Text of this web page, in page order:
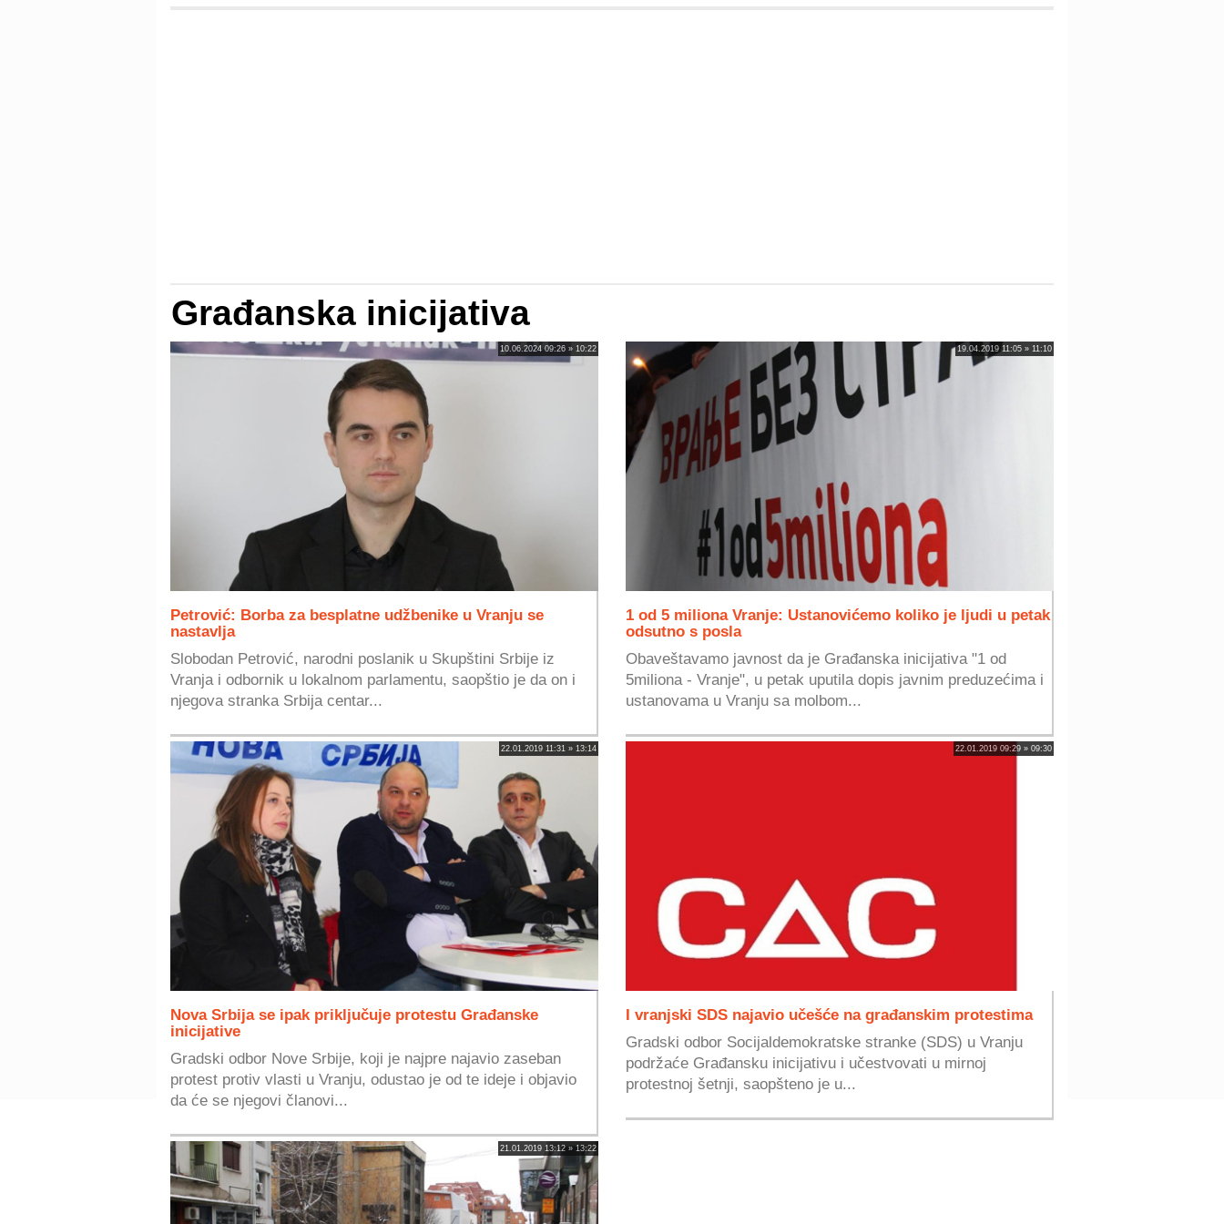
Građanska inicijativa
10.06.2024 09:26 » 10:22
Petrović: Borba za besplatne udžbenike u Vranju se
nastavlja
Slobodan Petrović, narodni poslanik u Skupštini Srbije iz
Vranja i odbornik u lokalnom parlamentu, saopštio je da on i
njegova stranka Srbija centar...
19.04.2019 11:05 » 11:10
1 od 5 miliona Vranje: Ustanovićemo koliko je ljudi u petak
odsutno s posla
Obaveštavamo javnost da je Građanska inicijativa "1 od
5miliona - Vranje", u petak uputila dopis javnim preduzećima i
ustanovama u Vranju sa molbom...
22.01.2019 11:31 » 13:14
Nova Srbija se ipak priključuje protestu Građanske
inicijative
Gradski odbor Nove Srbije, koji je najpre najavio zaseban
protest protiv vlasti u Vranju, odustao je od te ideje i objavio
da će se njegovi članovi...
22.01.2019 09:29 » 09:30
I vranjski SDS najavio učešće na građanskim protestima
Gradski odbor Socijaldemokratske stranke (SDS) u Vranju
podržaće Građansku inicijativu i učestvovati u mirnoj
protestnoj šetnji, saopšteno je u...
21.01.2019 13:12 » 13:22